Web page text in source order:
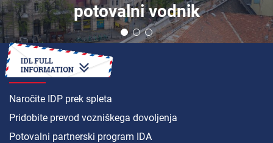
potovalni vodnik
KAKO DO
Naročite IDP prek spleta
Pridobite prevod vozniškega dovoljenja
Potovalni partnerski program IDA